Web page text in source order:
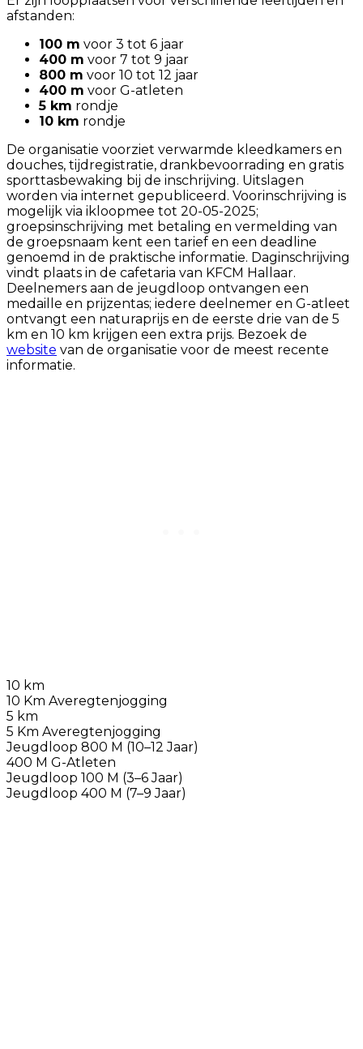
afstanden:
100 m voor 3 tot 6 jaar
400 m voor 7 tot 9 jaar
800 m voor 10 tot 12 jaar
400 m voor G-atleten
5 km rondje
10 km rondje
De organisatie voorziet verwarmde kleedkamers en
douches, tijdregistratie, drankbevoorrading en gratis
sporttasbewaking bij de inschrijving. Uitslagen
worden via internet gepubliceerd. Voorinschrijving is
mogelijk via ikloopmee tot 20-05-2025;
groepsinschrijving met betaling en vermelding van
de groepsnaam kent een tarief en een deadline
genoemd in de praktische informatie. Daginschrijving
vindt plaats in de cafetaria van KFCM Hallaar.
Deelnemers aan de jeugdloop ontvangen een
medaille en prijzentas; iedere deelnemer en G-atleet
ontvangt een naturaprijs en de eerste drie van de 5
km en 10 km krijgen een extra prijs. Bezoek de
website van de organisatie voor de meest recente
informatie.
10 km
10 Km Averegtenjogging
5 km
5 Km Averegtenjogging
Jeugdloop 800 M (10–12 Jaar)
400 M G-Atleten
Jeugdloop 100 M (3–6 Jaar)
Jeugdloop 400 M (7–9 Jaar)